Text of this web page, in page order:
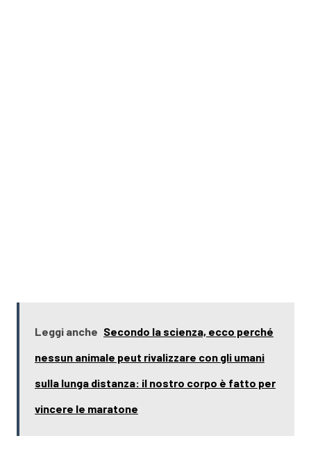
Leggi anche Secondo la scienza, ecco perché
nessun animale peut rivalizzare con gli umani
sulla lunga distanza: il nostro corpo è fatto per
vincere le maratone